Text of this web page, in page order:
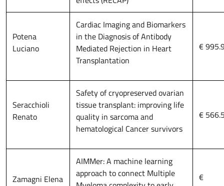
Potena
Luciano
Cardiac Imaging and Biomarkers
in the Diagnosis of Antibody
Mediated Rejection in Heart
Transplantation
€
Seracchioli
Renato
Safety of cryopreserved ovarian
tissue transplant: improving life
quality in sarcoma and
hematological Cancer survivors
€
Zamagni Elena
AIMMer: A machine learning
approach to connect Multiple
€